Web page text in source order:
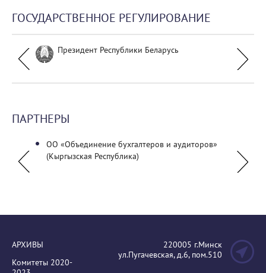
ГОСУДАРСТВЕННОЕ РЕГУЛИРОВАНИЕ
Президент Республики Беларусь
ПАРТНЕРЫ
ОО «Объединение бухгалтеров и аудиторов»
(Кыргызская Республика)
АРХИВЫ
Комитеты 2020-
220005 г.Минск
ул.Пугачевская, д.6, пом.510